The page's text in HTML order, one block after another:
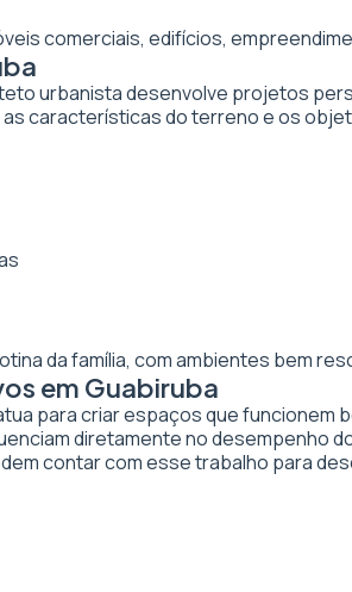
comerciais, edifícios,
urbanista desenvolve projetos
características do terreno e os
da família, com ambientes bem
em Guabiruba
para criar espaços que funcionem
diretamente no desempenho
contar com esse trabalho para